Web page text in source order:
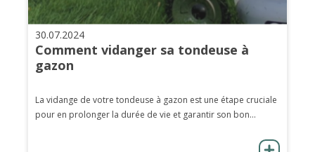
30.07.2024
Comment vidanger sa tondeuse à
gazon
La vidange de votre tondeuse à gazon est une étape cruciale
pour en prolonger la durée de vie et garantir son bon...